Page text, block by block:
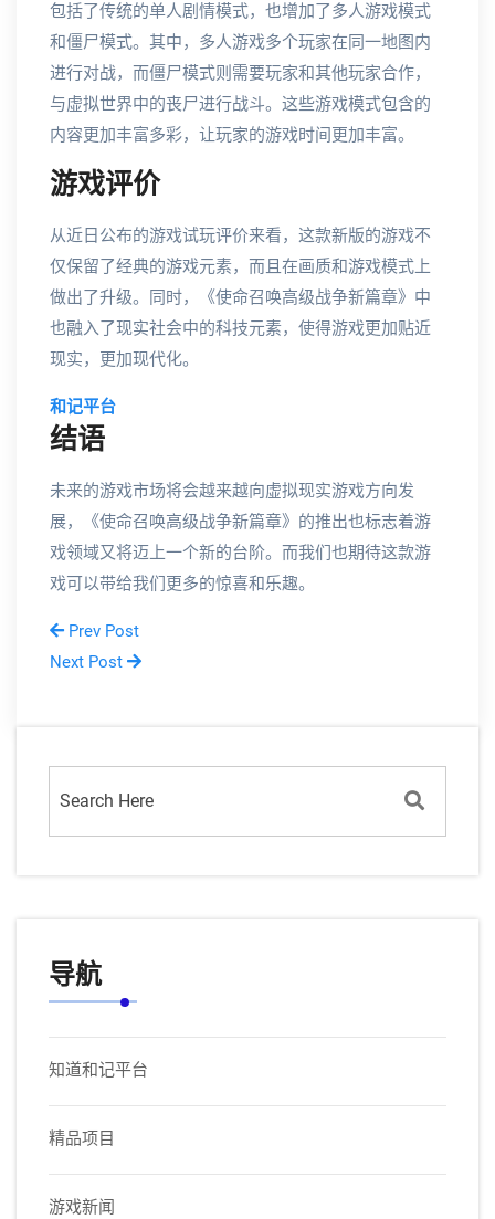
包括了传统的单人剧情模式，也增加了多人游戏模式
和僵尸模式。其中，多人游戏多个玩家在同一地图内
进行对战，而僵尸模式则需要玩家和其他玩家合作，
与虚拟世界中的丧尸进行战斗。这些游戏模式包含的
内容更加丰富多彩，让玩家的游戏时间更加丰富。
游戏评价
从近日公布的游戏试玩评价来看，这款新版的游戏不
仅保留了经典的游戏元素，而且在画质和游戏模式上
做出了升级。同时，《使命召唤高级战争新篇章》中
也融入了现实社会中的科技元素，使得游戏更加贴近
现实，更加现代化。
和记平台
结语
未来的游戏市场将会越来越向虚拟现实游戏方向发
展，《使命召唤高级战争新篇章》的推出也标志着游
戏领域又将迈上一个新的台阶。而我们也期待这款游
戏可以带给我们更多的惊喜和乐趣。
Prev Post
Next Post
导航
知道和记平台
精品项目
游戏新闻